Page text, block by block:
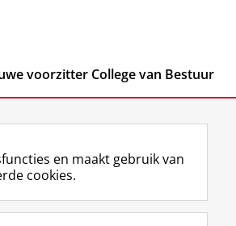
voorzitter College van Bestuur
RUG
F
a
L
i
R
S
I
n
Y
o
en maakt gebruik van
cookies.